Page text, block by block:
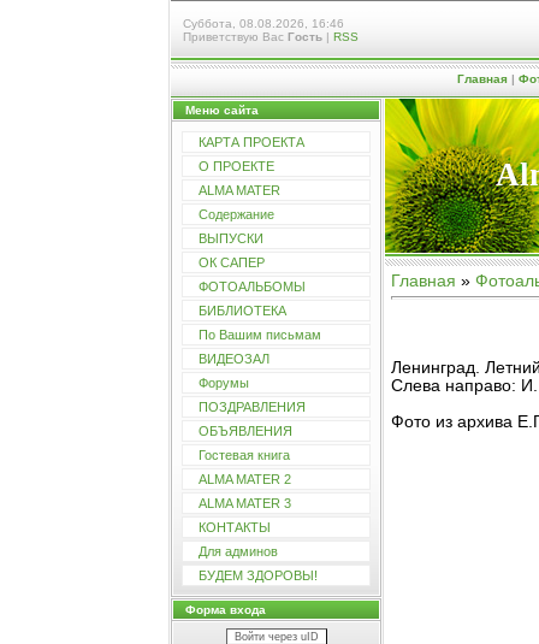
Суббота, 08.08.2026, 16:46
Приветствую Вас Гость | RSS
Главная|
Меню сайта
КАРТА ПРОЕКТА
О ПРОЕКТЕ
ALMA MATER
Содержание
ВЫПУСКИ
ОК САПЕР
ФОТОАЛЬБОМЫ
БИБЛИОТЕКА
По Вашим письмам
ВИДЕОЗАЛ
Форумы
ПОЗДРАВЛЕНИЯ
ОБЪЯВЛЕНИЯ
Гостевая книга
ALMA MATER 2
ALMA MATER 3
КОНТАКТЫ
Для админов
БУДЕМ ЗДОРОВЫ!
Форма входа
Войти через uID
Главная »
Ленинград.
Cлева направо:
Фото из архива